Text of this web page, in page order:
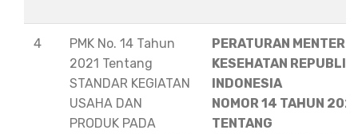
4
PMK No. 14 Tahun
2021 Tentang
STANDAR KEGIATAN
USAHA DAN
PRODUK PADA
PERATURAN MENTERI
KESEHATAN REPUBLIK
INDONESIA
NOMOR 14 TAHUN
TENTANG